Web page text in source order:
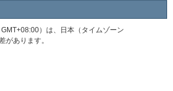
）は、日本（タイムゾーン
があります。